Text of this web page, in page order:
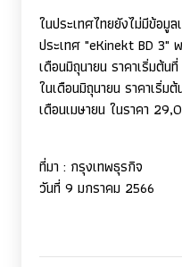
ในประเทศไทยยังไม่มีข้อมู
ประเทศ "eKinekt BD 3"
เดือนมิถุนายน ราคาเริ่มต้
ในเดือนมิถุนายน ราคาเริ่ม
เดือนเมษายน ในราคา 29,
ที่มา : กรุงเทพธุรกิจ
วันที่ 9 มกราคม 2566